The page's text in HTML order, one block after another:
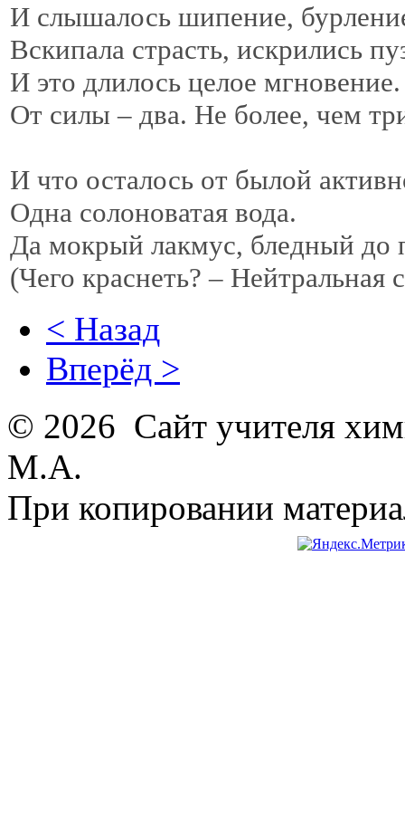
И слышалось шипение,
Вскипала страсть, искрились
И это длилось целое
От силы – два. Не более, чем
И что осталось от былой
Одна солоноватая вода.
Да мокрый лакмус, бледный до
(Чего краснеть? – Нейтральная
< Назад
Вперёд >
© 2026 Сайт учителя
М.А.
При копировании